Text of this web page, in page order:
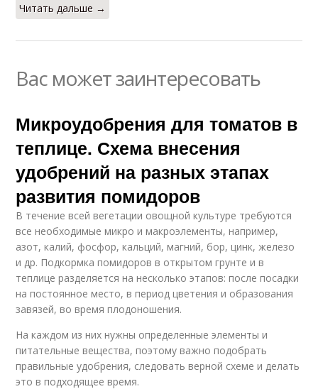
Читать дальше →
Вас может заинтересовать
Микроудобрения для томатов в
теплице. Схема внесения
удобрений на разных этапах
развития помидоров
В течение всей вегетации овощной культуре требуются
все необходимые микро и макроэлементы, например,
азот, калий, фосфор, кальций, магний, бор, цинк, железо
и др. Подкормка помидоров в открытом грунте и в
теплице разделяется на несколько этапов: после посадки
на постоянное место, в период цветения и образования
завязей, во время плодоношения.
На каждом из них нужны определенные элементы и
питательные вещества, поэтому важно подобрать
правильные удобрения, следовать верной схеме и делать
это в подходящее время.